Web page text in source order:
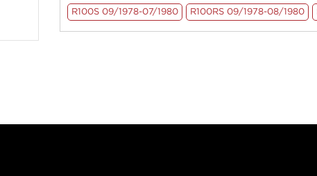
R100S 09/1978-07/1980 R100RS 09/1978-08/1980